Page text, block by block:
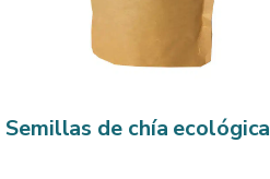
Semillas de chía ecológica